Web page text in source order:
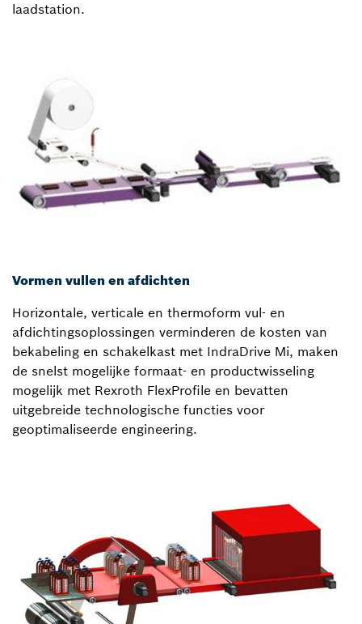
laadstation.
Vormen vullen en afdichten
Horizontale, verticale en thermoform vul- en
afdichtingsoplossingen verminderen de kosten van
bekabeling en schakelkast met IndraDrive Mi, maken
de snelst mogelijke formaat- en productwisseling
mogelijk met Rexroth FlexProfile en bevatten
uitgebreide technologische functies voor
geoptimaliseerde engineering.